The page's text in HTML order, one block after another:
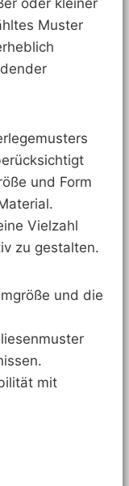
oder kleiner
Muster
und Form
Vielzahl
zu gestalten.
und die
mit